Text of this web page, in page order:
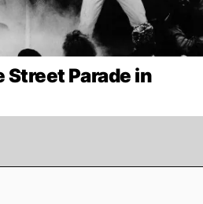
Street Parade in